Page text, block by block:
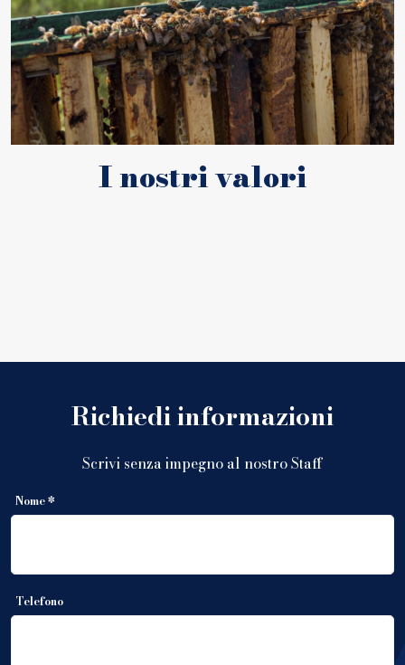
I nostri valori
Richiedi informazioni
Scrivi senza impegno al nostro Staff
Nome *
Telefono